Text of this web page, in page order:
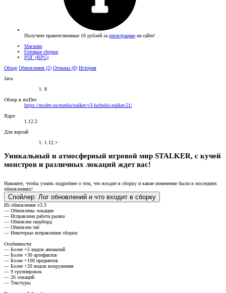
Получите приветственные 10 рублей за регистрацию на сайте!
Магазин
Готовые сборки
РПГ (RPG)
Обзор Обновления (2) Отзывы (8) История
Java
8
Обзор в mcDev
https://mcdev.su/media/stalker-v3-luchshii-stalker.51/
Ядро
1.12.2
Для версий
1.12.+
Уникальный и атмосферный игровой мир STALKER, с кучей
монстров и различных локаций ждет вас!​
Нажмите, чтобы узнать подробнее о том, что входит в сборку и какие изменения были в последних
обновлениях!
Спойлер: Лог обновлений и что входит в сборку
Из обновления v3.3
— Обновлены локации
— Исправлена работа рынка
— Обновлен скорборд
— Обновлен таб
— Некоторые исправления сборки
Особенности:
— Более +5 видов аномалий
— Более +30 артефактов
— Более +100 предметов
— Более +20 видов вооружения
— 9 группировок
— 26 локаций
— Текстуры